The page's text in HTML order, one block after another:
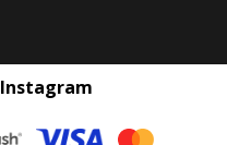
Instagram